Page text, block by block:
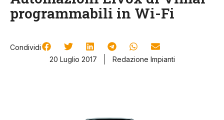
programmabili in Wi-Fi
Condividi
20 Luglio 2017
Redazione Impianti